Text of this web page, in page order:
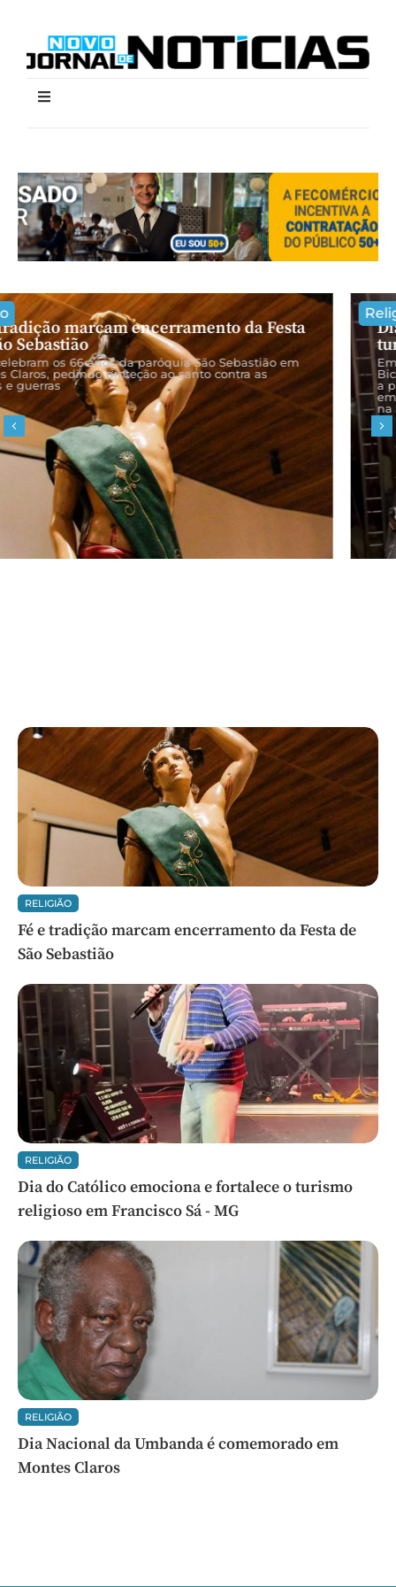
Religião , Turismo
Dia do Católico emociona e fortalece o
turismo religioso em Francisco Sá – MG
Em entrevista ao Novo Jornal de Notícias, a prefeita Aline
Bicalho (PT) comemorou o sucesso do evento e destacou
a presença massiva do público regional, o que resultou
em impactos positivos na economia local, com aumento
na movimentação de hotéis, bares e restaurantes.
RELIGIÃO
Fé e tradição marcam encerramento da Festa de
São Sebastião
RELIGIÃO
Dia do Católico emociona e fortalece o turismo
religioso em Francisco Sá - MG
RELIGIÃO
Dia Nacional da Umbanda é comemorado em
Montes Claros